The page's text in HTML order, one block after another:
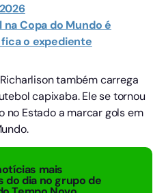
na Copa do Mundo é
o expediente
também carrega
capixaba. Ele se tornou
no Estado a marcar gols em
mais
do dia no grupo de